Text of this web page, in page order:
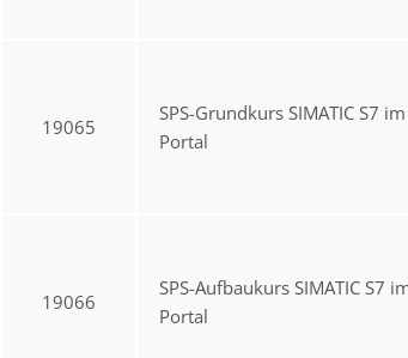
19065
SPS-Grundkurs SIMATIC S7
Portal
19066
SPS-Aufbaukurs SIMATIC S7
Portal